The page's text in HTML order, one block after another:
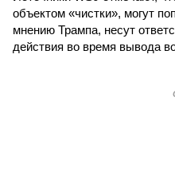
объектом «чистки», могут
мнению Трампа, несут
действия во время вывода